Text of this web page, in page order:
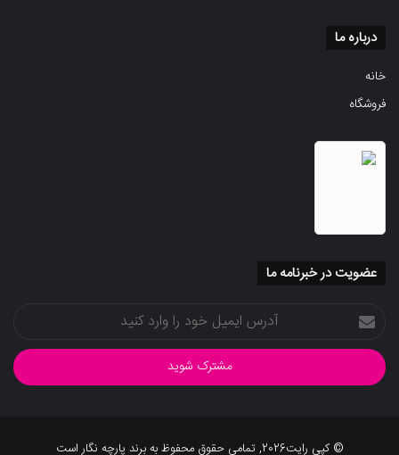
درباره ما
خانه
فروشگاه
عضویت در خبرنامه ما
آدرس
ایمیل
خود
را
وارد
© کپی رایت2026, تمامی حقوق محفوظ به برند پارچه نگار است